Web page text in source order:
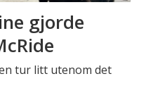
gjorde
tur litt utenom det